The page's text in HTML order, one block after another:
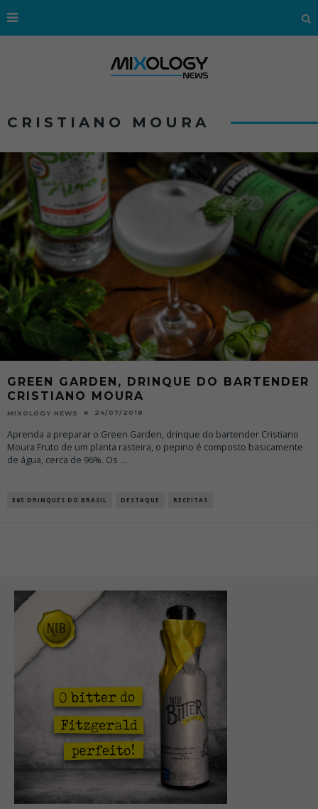
CRISTIANO MOURA
GREEN GARDEN, DRINQUE DO BARTENDER
CRISTIANO MOURA
MIXOLOGY NEWS 24/07/2018
Aprenda a preparar o Green Garden, drinque do bartender Cristiano
Moura Fruto de um planta rasteira, o pepino é composto basicamente
de água, cerca de 96%. Os ...
365 DRINQUES DO BRASIL DESTAQUE RECEITAS